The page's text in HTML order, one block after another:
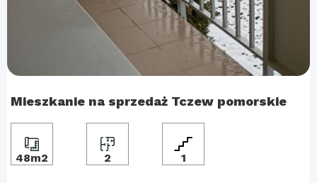
Mieszkanie na sprzedaż Tczew pomorskie
48m2 2 1